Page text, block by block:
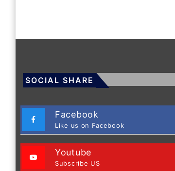
SOCIAL SHARE
Facebook
Like us on Facebook
Youtube
Subscribe US